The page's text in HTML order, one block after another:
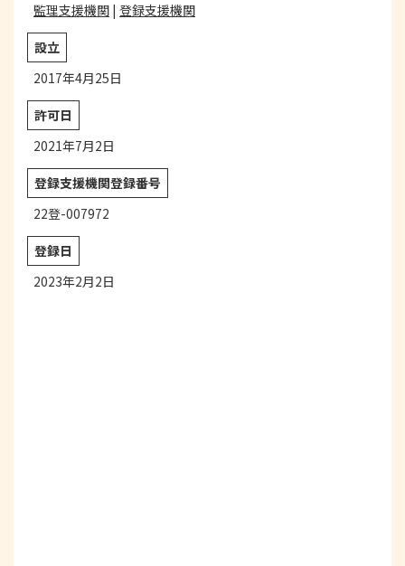
監理支援機関 | 登録支援機関
設立
2017年4月25日
許可日
2021年7月2日
登録支援機関登録番号
22登-007972
登録日
2023年2月2日